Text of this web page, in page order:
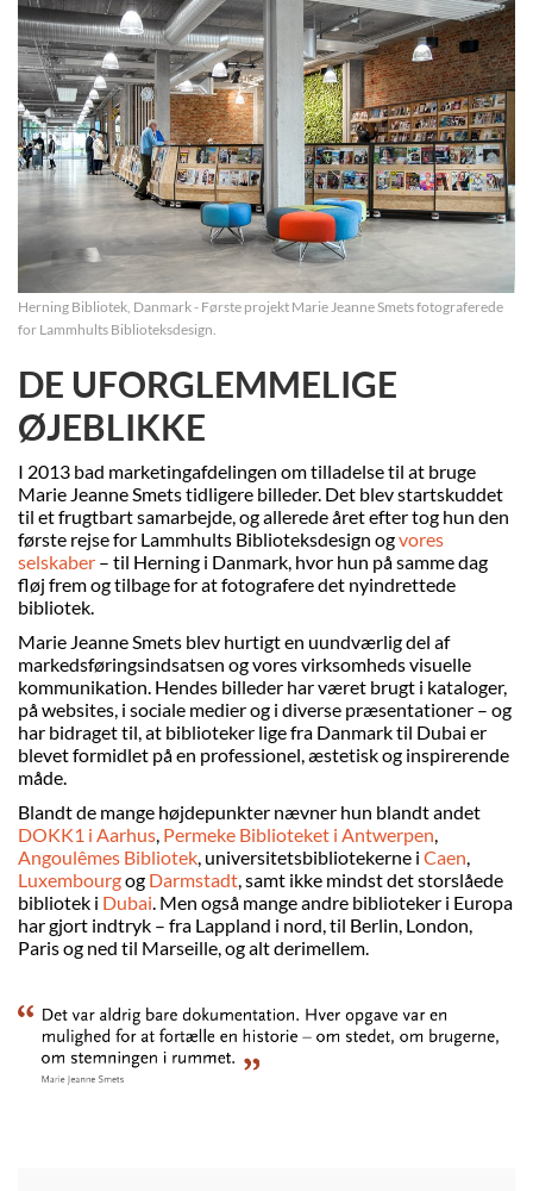
Herning Bibliotek, Danmark - Første projekt Marie Jeanne Smets fotograferede
for Lammhults Biblioteksdesign.
DE UFORGLEMMELIGE
ØJEBLIKKE
I 2013 bad marketingafdelingen om tilladelse til at bruge
Marie Jeanne Smets tidligere billeder. Det blev startskuddet
til et frugtbart samarbejde, og allerede året efter tog hun den
første rejse for Lammhults Biblioteksdesign ogvores
selskaber – til Herning i Danmark, hvor hun på samme dag
fløj frem og tilbage for at fotografere det nyindrettede
bibliotek.
Marie Jeanne Smets blev hurtigt en uundværlig del af
markedsføringsindsatsen og vores virksomheds visuelle
kommunikation. Hendes billeder har været brugt i kataloger,
på websites, i sociale medier og i diverse præsentationer – og
har bidraget til, at biblioteker lige fra Danmark til Dubai er
blevet formidlet på en professionel, æstetisk og inspirerende
måde.
Blandt de mange højdepunkter nævner hun blandt andet
DOKK1 i Aarhus Permeke Biblioteket i Antwerpen
Angoulêmes Bibliotek , universitetsbibliotekerne i Caen
Luxembourgog Darmstadt , samt ikke mindst det storslåede
bibliotek i Dubai . Men også mange andre biblioteker i Europa
har gjort indtryk – fra Lappland i nord, til Berlin, London,
Paris og ned til Marseille, og alt derimellem.